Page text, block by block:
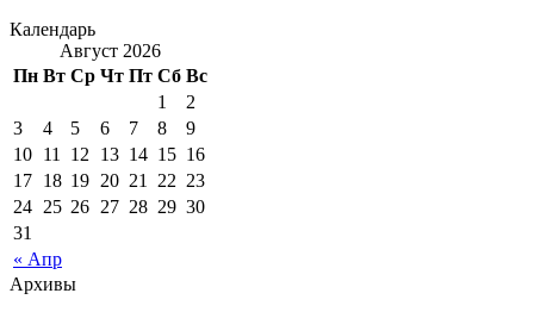
Календарь
Август 2026
Пн Вт Ср Чт Пт Сб Вс
« Апр
1
2
3
4 5 6 7 8
9
10 11 12 13 14 15 16
17 18 19 20 21 22 23
24 25 26 27 28 29 30
31
Архивы